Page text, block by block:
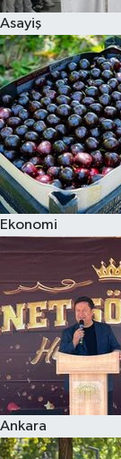
Asayiş
Ekonomi
Ankara